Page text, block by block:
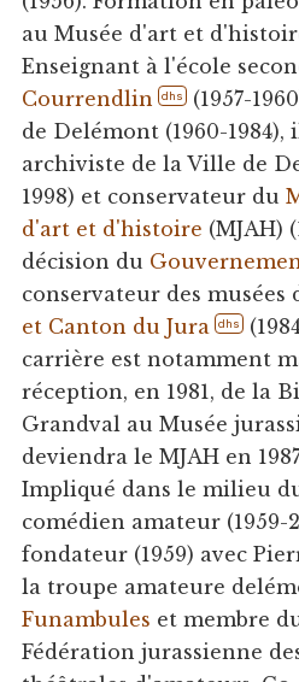
au Musée d'art et
Enseignant à l'école
Courrendlin
dhs (1957-
de Delémont (1960-1984),
archiviste de la Ville de
1998) et conservateur du
d'art et d'histoire (MJAH)
décision du
conservateur des musées
et Canton du Jura
dhs
carrière est notamment
réception, en 1981, de la
Grandval au Musée
deviendra le MJAH en
Impliqué dans le milieu
comédien amateur (1959-
fondateur (1959) avec
la troupe amateure
Funambules et membre
Fédération jurassienne